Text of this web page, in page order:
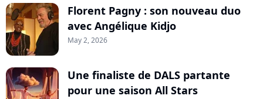
Florent Pagny : son nouveau duo
avec Angélique Kidjo
May 2, 2026
Une finaliste de DALS partante
pour une saison All Stars